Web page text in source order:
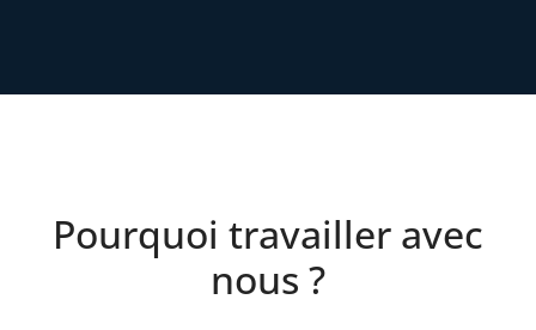
Pourquoi travailler avec
nous ?